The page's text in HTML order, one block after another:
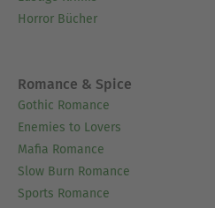
Horror Bücher
Romance & Spice
Gothic Romance
Enemies to Lovers
Mafia Romance
Slow Burn Romance
Sports Romance